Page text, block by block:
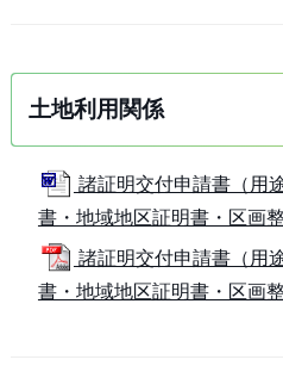
土地利用関係
諸証明交付申請書（用
書・地域地区証明書・区画
諸証明交付申請書（用
書・地域地区証明書・区画